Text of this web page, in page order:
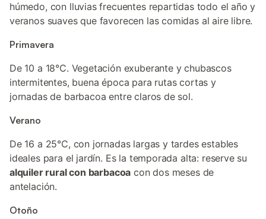
húmedo, con lluvias frecuentes repartidas todo el año y
veranos suaves que favorecen las comidas al aire libre.
Primavera
De 10 a 18°C. Vegetación exuberante y chubascos
intermitentes, buena época para rutas cortas y
jornadas de barbacoa entre claros de sol.
Verano
De 16 a 25°C, con jornadas largas y tardes estables
ideales para el jardín. Es la temporada alta: reserve su
alquiler rural con barbacoa con dos meses de
antelación.
Otoño